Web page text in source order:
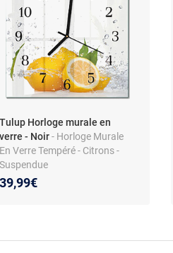
Tulup Horloge murale en
verre - Noir- Horloge Murale
En Verre Tempéré - Citrons -
Suspendue
39,99€